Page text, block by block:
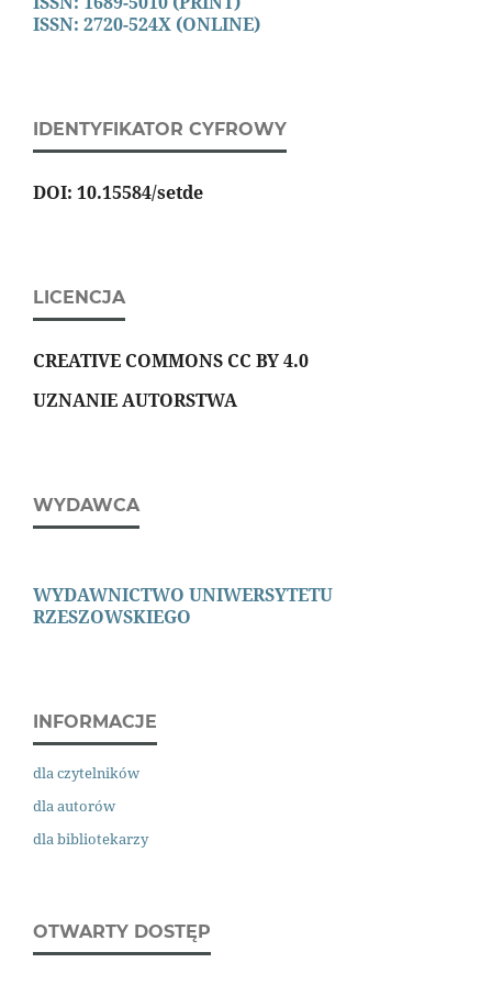
ISSN: 2720-524X (ONLINE)
IDENTYFIKATOR CYFROWY
DOI: 10.15584/setde
LICENCJA
CREATIVE COMMONS CC BY 4.0
UZNANIE AUTORSTWA
WYDAWCA
WYDAWNICTWO UNIWERSYTETU
RZESZOWSKIEGO
INFORMACJE
dla czytelników
dla autorów
dla bibliotekarzy
OTWARTY DOSTĘP